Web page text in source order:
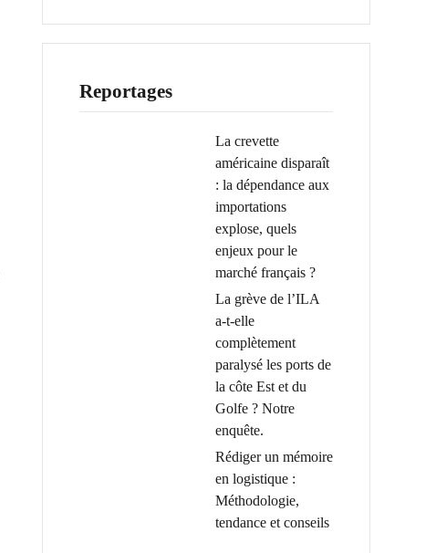
Reportages
La crevette
américaine disparaît
: la dépendance aux
importations
explose, quels
enjeux pour le
marché français ?
La grève de l’ILA
a-t-elle
complètement
paralysé les ports de
la côte Est et du
Golfe ? Notre
enquête.
Rédiger un mémoire
en logistique :
Méthodologie,
tendance et conseils